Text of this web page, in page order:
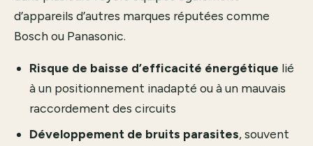
d’appareils d’autres marques réputées comme
Bosch ou Panasonic.
Risque de baisse d’efficacité énergétique lié
à un positionnement inadapté ou à un mauvais
raccordement des circuits
Développement de bruits parasites, souvent